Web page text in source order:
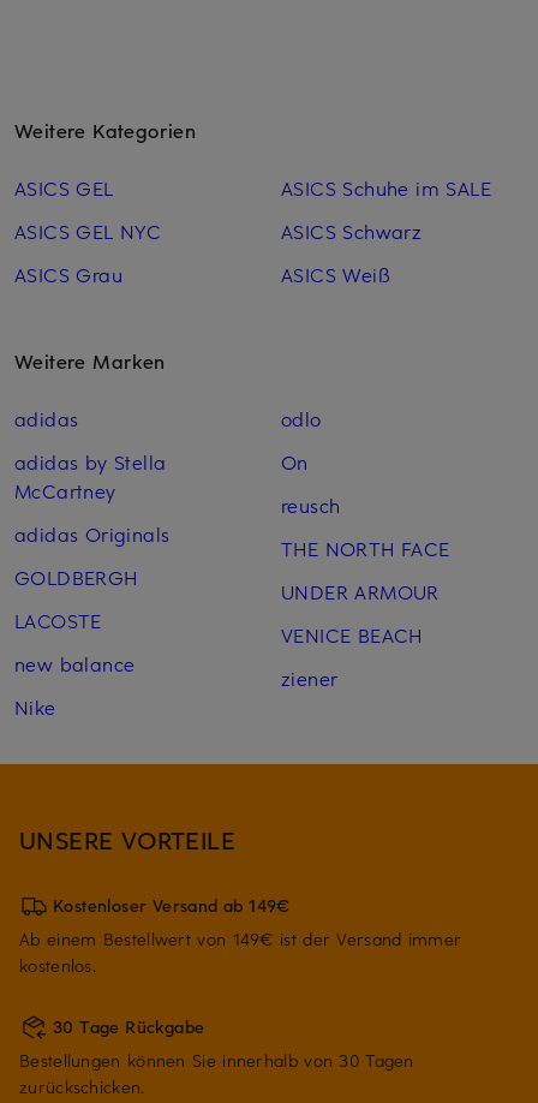
Weitere Kategorien
ASICS GEL
ASICS GEL NYC
ASICS Grau
ASICS Schuhe im SALE
ASICS Schwarz
ASICS Weiß
Weitere Marken
adidas
adidas by Stella
McCartney
adidas Originals
GOLDBERGH
LACOSTE
new balance
Nike
odlo
On
reusch
THE NORTH FACE
UNDER ARMOUR
VENICE BEACH
ziener
UNSERE VORTEILE
Kostenloser Versand ab 149€
Ab einem Bestellwert von 149€ ist der Versand immer
kostenlos.
30 Tage Rückgabe
Bestellungen können Sie innerhalb von 30 Tagen
zurückschicken.